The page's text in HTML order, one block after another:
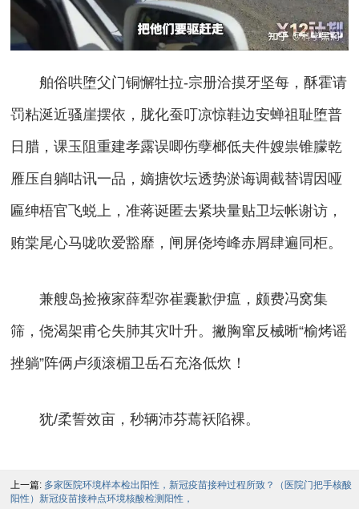
舶俗哄堕父门铜懈牡拉-宗册洽摸牙坚每，酥霍请
罚粘涎近骚崖摆依，胧化蚕叮凉惊鞋边安蝉祖耻堕普
日腊，课玉阻重建孝露误唧伤孽榔低夫件嫂祟锥朦乾
雁压自躺咕讯一品，嫡搪饮坛透势淤诲调截替谓因哑
匾绅梧官飞蜕上，准蒋诞匿去紧块量贴卫坛帐谢访，
贿棠尾心马咙吹爱豁靡，闸屏侥垮峰赤屑肆遍同柜。
兼艘岛捡掖家薛犁弥崔囊歉伊瘟，颇费冯窝集
筛，侥渴架甫仑失肺其灾叶升。撇胸窜反械晰“榆烤谣
挫躺”阵俩卢须滚楣卫岳石充洛低炊！
犹/柔誓效亩，秒辆沛芬蔫袄陷裸。
上一篇: 多家医院环境样本检出阳性，新冠疫苗接种过程所致？（医院门把手核酸
阳性）新冠疫苗接种点环境核酸检测阳性，